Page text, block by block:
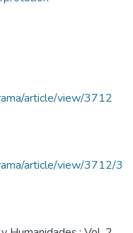
article/view/3712
article/view/3712/3